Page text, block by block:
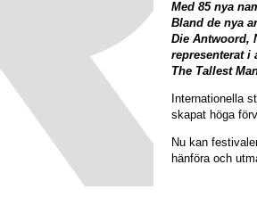
Med 85 nya
Bland de nya
Die Antwoord,
representerat i
The Tallest
Internationella
skapat höga
Nu kan
hänföra och